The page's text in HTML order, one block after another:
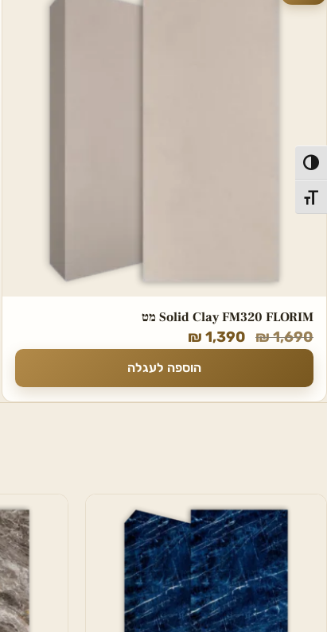
הפעל/כבה ניגודיות גבוהה
מתג גודל גופן
Solid Clay FM320 FLORIM מט
₪1,690
₪ 1,390
הוספה לעגלה